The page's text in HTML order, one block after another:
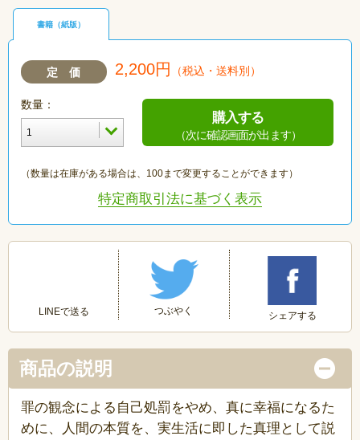
書籍（紙版）
定 価 2,200円 （税込・送料別）
数量：
購入する
（次に確認画面が出ます）
（数量は在庫がある場合は、100まで変更することができます）
特定商取引法に基づく表示
LINEで送る つぶやく シェアする
商品の説明
罪の観念による自己処罰をやめ、真に幸福になるた
めに、人間の本質を、実生活に即した真理として説